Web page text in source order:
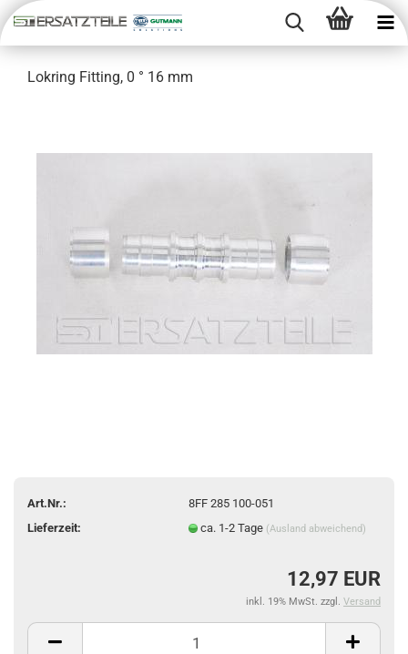
Lok­ring Fit­ting, 0 ° 16 mm
Art.Nr.:
8FF 285 100-051
Lieferzeit:
ca. 1-2 Tage (Ausland abweichend)
12,97 EUR
inkl. 19% MwSt. zzgl. Versand